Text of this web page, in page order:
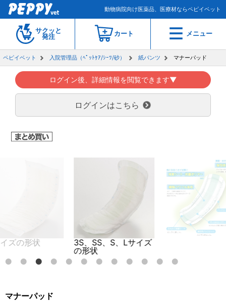
動物病院向け医薬品、医療材ならペピイベット
サクッと
発注
カート メニュー
ペピイベット 入院管理品（ﾍﾟｯﾄｹｱ/ｼｰﾂ/砂） 紙パンツ マナーパッド
ログイン後、詳細情報を閲覧できます▼
ログインはこちら
ズの形状
3S、SS、S、Lサイズ
の形状
マナーパッド